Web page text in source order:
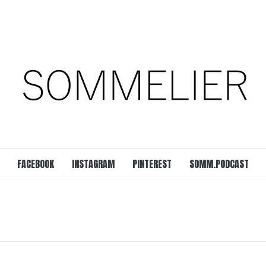
FACEBOOK INSTAGRAM PINTEREST SOMM.PODCAST